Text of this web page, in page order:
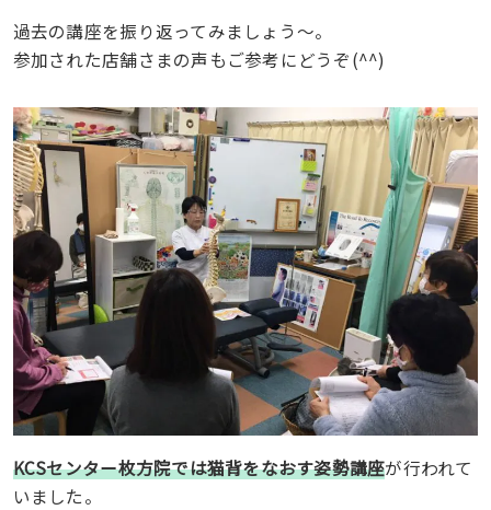
過去の講座を振り返ってみましょう〜。
参加された店舗さまの声もご参考にどうぞ(^^)
KCSセンター枚方院では猫背をなおす姿勢講座が行われて
いました。